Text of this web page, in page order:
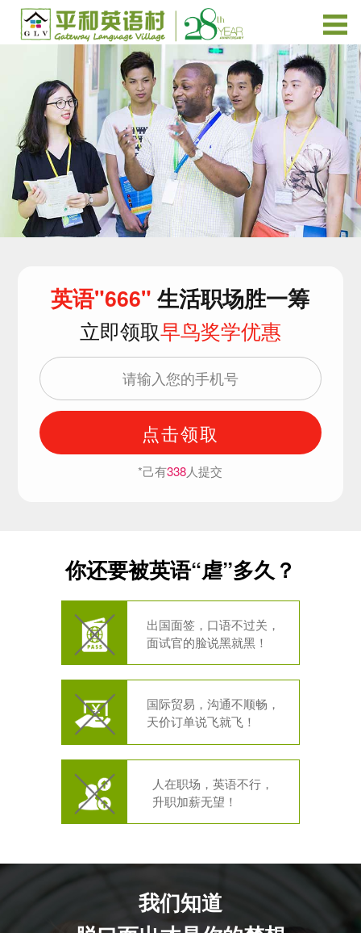
英语"666"生活职场胜一筹
立即领取早鸟奖学优惠
点击领取
*己有338人提交
你还要被英语“虐”多久？
出国面签，口语不过关，
面试官的脸说黑就黑！
国际贸易，沟通不顺畅，
天价订单说飞就飞！
人在职场，英语不行，
升职加薪无望！
我们知道